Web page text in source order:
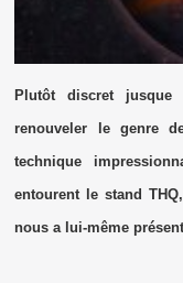
Plutôt discret jusque
renouveler le genre
technique
entourent le stand
nous a lui-même